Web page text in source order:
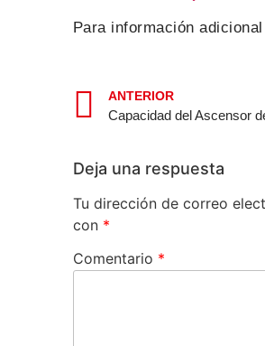
Para información
ANTERIOR
Capacidad del Ascensor
Deja una respuesta
Tu dirección de correo
con *
Comentario *